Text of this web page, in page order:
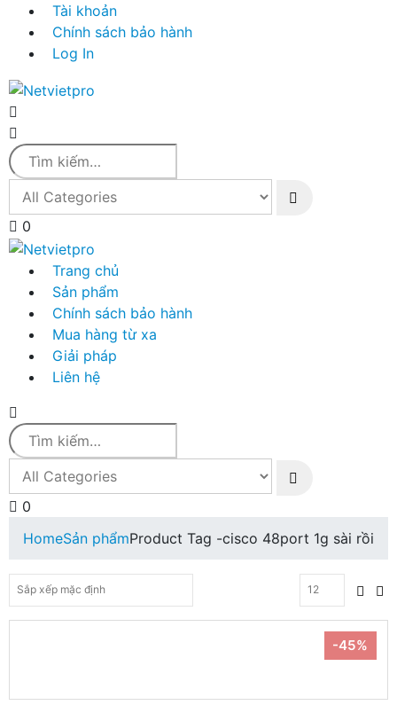
Tài khoản
Chính sách bảo hành
Log In
0
Trang chủ
Sản phẩm
Chính sách bảo hành
Mua hàng từ xa
Giải pháp
Liên hệ
0
HomeSản phẩmProduct Tag -cisco 48port 1g sài rồi
-45%